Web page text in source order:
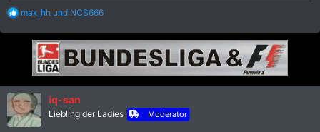
R
a
n
e
n
:
max_hh und NCS666
iq-san
Liebling der Ladies Moderator